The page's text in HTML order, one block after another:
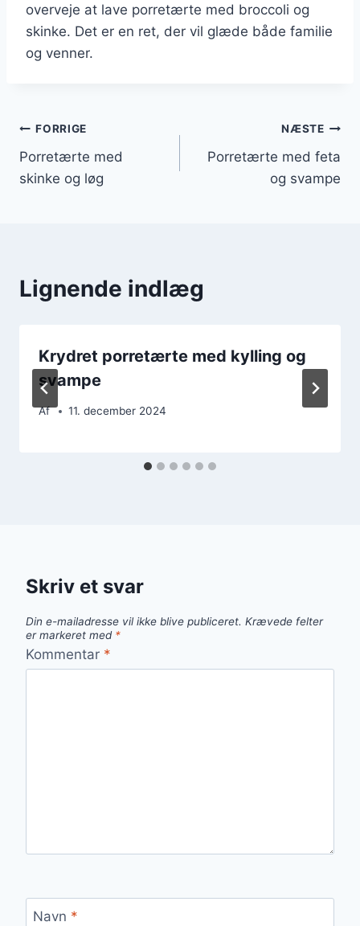
overveje at lave porretærte med broccoli og
skinke. Det er en ret, der vil glæde både familie
og venner.
Indlægsnavigation
FORRIGE
Porretærte med
skinke og løg
NÆSTE
Porretærte med feta
og svampe
Lignende indlæg
Krydret porretærte med kylling og
svampe
Af 11. december 2024
Skriv et svar
Din e-mailadresse vil ikke blive publiceret. Krævede felter
er markeret med *
Kommentar *
Navn *